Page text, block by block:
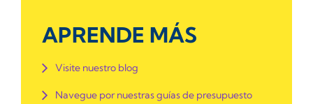
APRENDE MÁS
Visite nuestro blog
Navegue por nuestras guías de presupuesto